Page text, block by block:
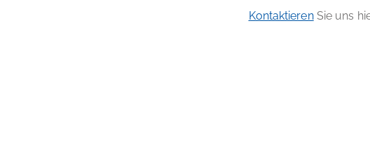
KontaktierenSie uns